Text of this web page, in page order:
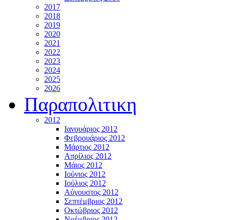
2017
2018
2019
2020
2021
2022
2023
2024
2025
2026
Παραπολιτικη
2012
Ιανουάριος 2012
Φεβρουάριος 2012
Μάρτιος 2012
Απρίλιος 2012
Μάιος 2012
Ιούνιος 2012
Ιούλιος 2012
Αύγουστος 2012
Σεπτέμβριος 2012
Οκτώβριος 2012